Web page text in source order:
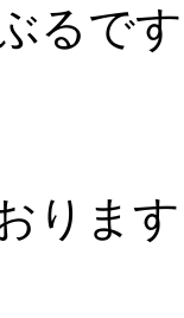
るで
おり